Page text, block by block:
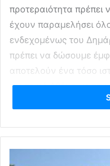
προτεραιότητα πρέπει
έχουν παραμελήσει
ενδεχομένως του
πρέπει να δώσουμε
αποτελούν ένα τόσο
κεντρική Αθήνα με
Βοτανικό, τον
χώρων.